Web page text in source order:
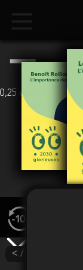
< /> Intégrer
0,25 euros + 1,5%)